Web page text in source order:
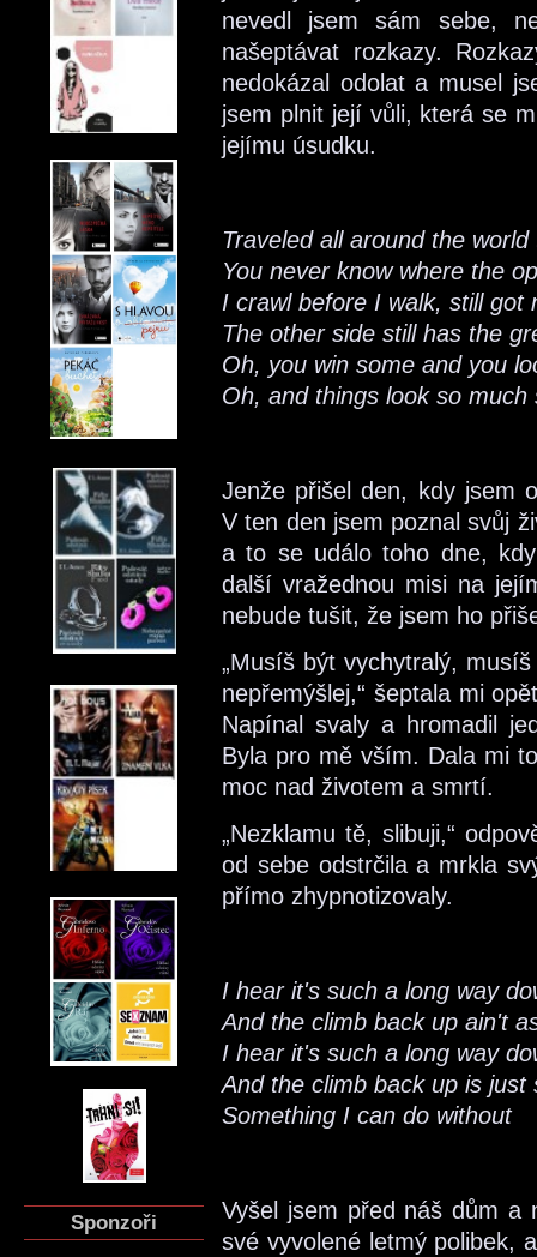
Sponzoři
nevedl jsem sám sebe,
našeptávat rozkazy.
nedokázal odolat a musel
jsem plnit její vůli, která se
jejímu úsudku.
Traveled all around the
You never know where the
I crawl before I walk, still got
The other side still has the
Oh, you win some and you
Oh, and things look so
Jenže přišel den, kdy jsem
V ten den jsem poznal svůj
a to se událo toho dne,
další vražednou misi na
nebude tušit, že jsem ho
„Musíš být vychytralý,
nepřemýšlej,“ šeptala mi
Napínal svaly a hromadil
Byla pro mě vším. Dala mi
moc nad životem a smrtí.
„Nezklamu tě, slibuji,“
od sebe odstrčila a mrkla
přímo zhypnotizovaly.
I hear it's such a long way
And the climb back up ain't
I hear it's such a long way
And the climb back up is
Something I can do without
Vyšel jsem před náš dům a
své vyvolené letmý polibek,